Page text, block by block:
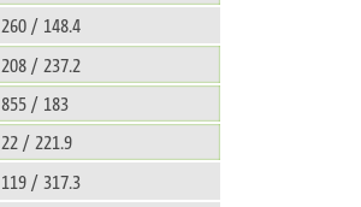
260 / 148.4
208 / 237.2
855 / 183
22 / 221.9
119 / 317.3